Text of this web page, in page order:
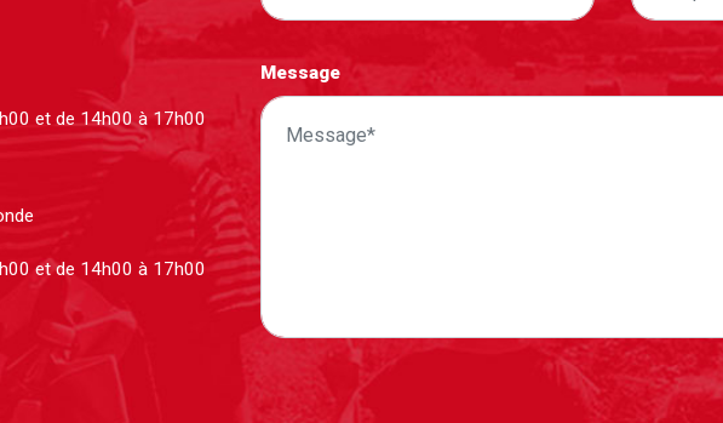
et de 14h00 à 17h00
et de 14h00 à 17h00
Message